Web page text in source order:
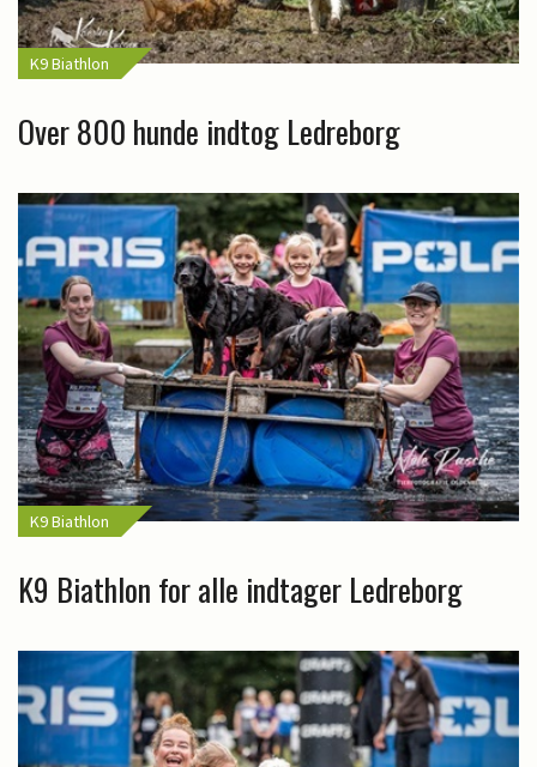
K9 Biathlon
Over 800 hunde indtog Ledreborg
K9 Biathlon
K9 Biathlon for alle indtager Ledreborg